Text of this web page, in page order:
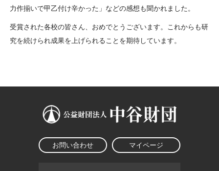
力作揃いで甲乙付け辛かった」などの感想も聞かれました。
受賞された各校の皆さん、おめでとうございます。これからも研
究を続けられ成果を上げられることを期待しています。
お問い合わせ マイページ